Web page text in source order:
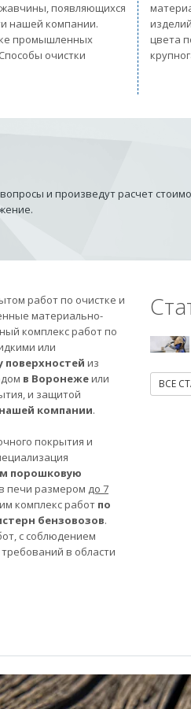
появляющихся
нашей компании.
промышленных
очистки
цвета
и произведут расчет
работ по очистке и
материально-
комплекс работ по
или
поверхностей из
в Воронежеили
и защитой
компании.
покрытия и
порошковую
печи размером до 7
комплекс работ по
бензовозов.
с соблюдением
в области
ВСЕ